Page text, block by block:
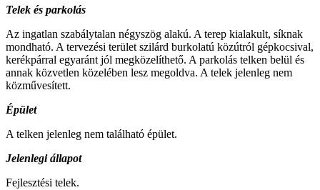
Telek és parkolás
Az ingatlan szabálytalan négyszög alakú. A terep kialakult, síknak
mondható. A tervezési terület szilárd burkolatú közútról gépkocsival,
kerékpárral egyaránt jól megközelíthető. A parkolás telken belül és
annak közvetlen közelében lesz megoldva. A telek jelenleg nem
közművesített.
Épület
A telken jelenleg nem található épület.
Jelenlegi állapot
Fejlesztési telek.